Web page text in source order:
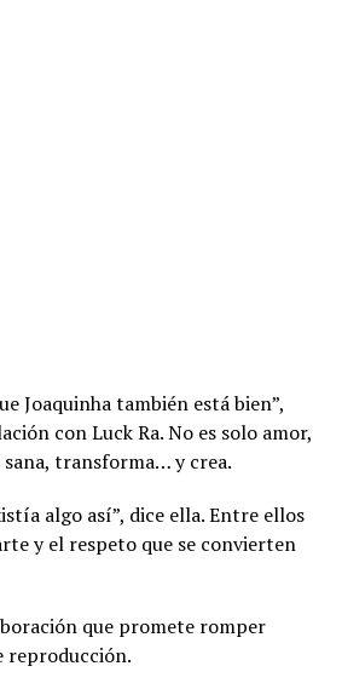
Joaquinha también está bien”,
con Luck Ra. No es solo amor,
sana, transforma… y crea.
algo así”, dice ella. Entre ellos
y el respeto que se convierten
que promete romper
reproducción.